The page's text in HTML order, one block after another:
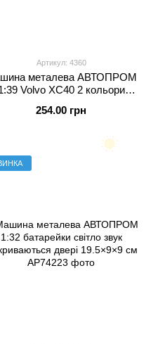
Артикул: 4360
металева АВТОПРОМ
Volvo XC40 2 кольори
254.00 грн